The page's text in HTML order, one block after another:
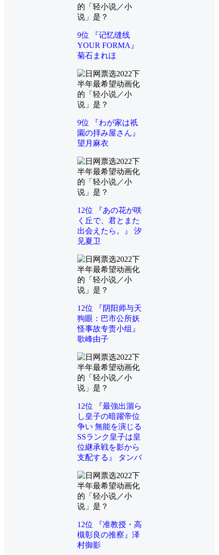
9位 『记忆缝线
YOUR FORMA』
菊石まれほ
9位 『わが家は祇
園の拝み屋さん』
望月麻衣
12位 『あの花が咲
く丘で、君とまた
出会えたら。』 汐
见夏卫
12位 『阴阳师与天
狗眼：巴市公所妖
怪事故专责小组』
歌峰由子
12位 『最強出涸ら
し皇子の暗躍帝位
争い 無能を演じる
SSランク皇子は皇
位継承戦を影から
支配する』 タンバ
12位 『准教授・高
槻彰良の推察』泽
村御影